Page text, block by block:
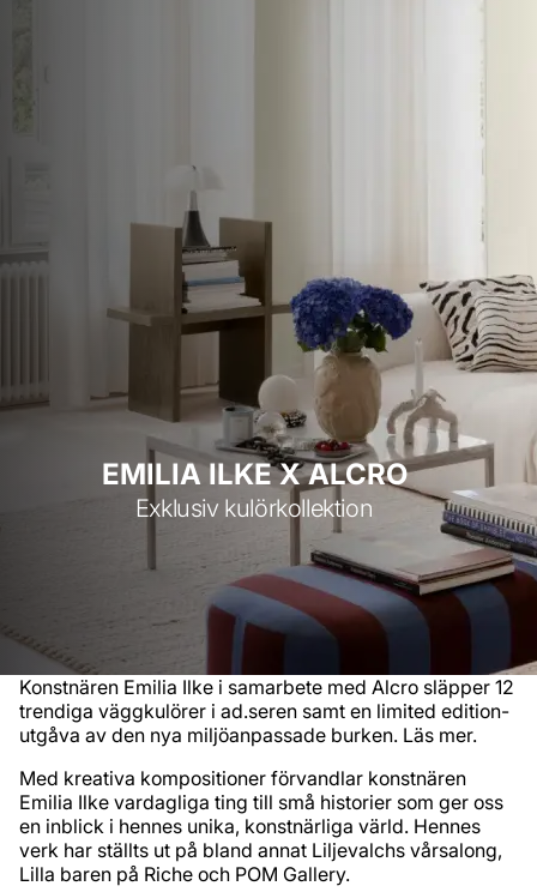
EMILIA ILKE X ALCRO
Exklusiv kulörkollektion
Konstnären Emilia Ilke i samarbete med Alcro släpper 12
trendiga väggkulörer i ad.seren samt en limited edition-
utgåva av den nya miljöanpassade burken. Läs mer.
Med kreativa kompositioner förvandlar konstnären
Emilia Ilke vardagliga ting till små historier som ger oss
en inblick i hennes unika, konstnärliga värld. Hennes
verk har ställts ut på bland annat Liljevalchs vårsalong,
Lilla baren på Riche och POM Gallery.